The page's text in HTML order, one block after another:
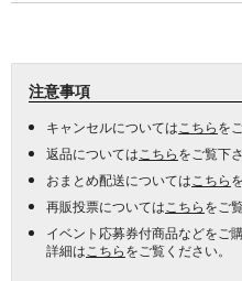
注意事項
キャンセルについては こちらを
返品については こちらをご覧下さ
おまとめ配送については こちら
再販投票については こちらをご
イベント応募券付商品などをご
詳細は こちらをご覧ください。